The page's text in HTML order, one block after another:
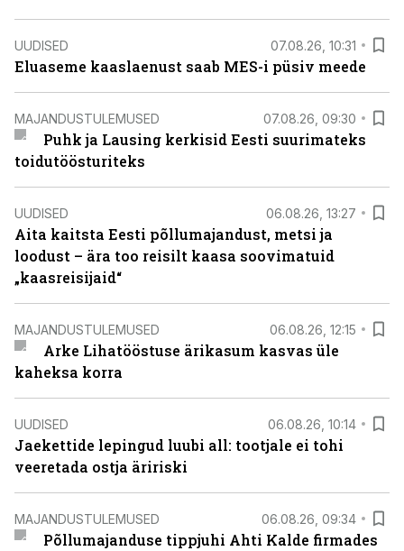
UUDISED 07.08.26, 10:31
Eluaseme kaaslaenust saab MES-i püsiv meede
MAJANDUSTULEMUSED 07.08.26, 09:30
Puhk ja Lausing kerkisid Eesti suurimateks
toidutöösturiteks
UUDISED 06.08.26, 13:27
Aita kaitsta Eesti põllumajandust, metsi ja
loodust – ära too reisilt kaasa soovimatuid
„kaasreisijaid“
MAJANDUSTULEMUSED 06.08.26, 12:15
Arke Lihatööstuse ärikasum kasvas üle
kaheksa korra
UUDISED 06.08.26, 10:14
Jaekettide lepingud luubi all: tootjale ei tohi
veeretada ostja äririski
MAJANDUSTULEMUSED 06.08.26, 09:34
Põllumajanduse tippjuhi Ahti Kalde firmades